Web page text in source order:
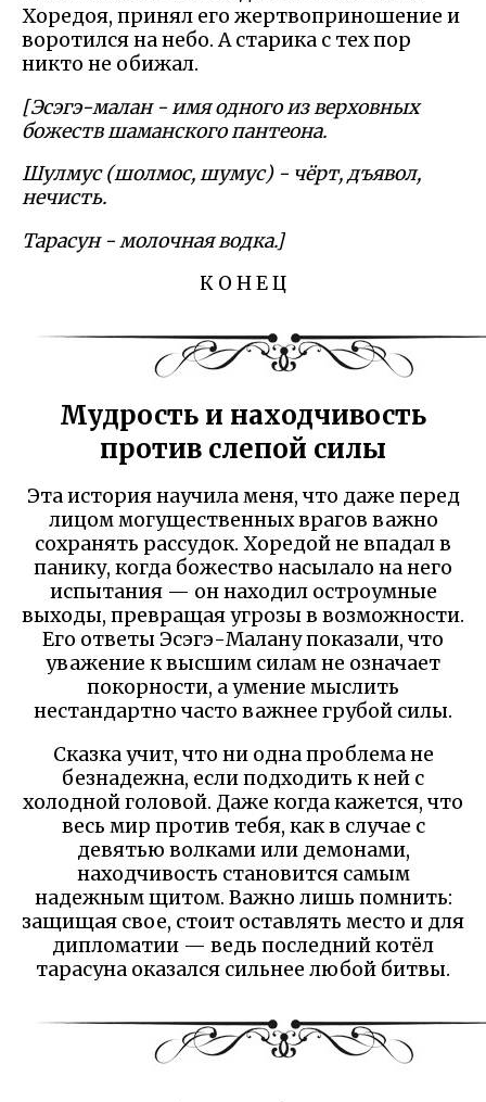
Хоредоя, принял его жертвоприношение и
воротился на небо. А старика с тех пор
никто не обижал.
[Эсэгэ-малан - имя одного из верховных
божеств шаманского пантеона.
Шулмус (шолмос, шумус) - чёрт, дъявол,
нечисть.
Тарасун - молочная водка.]
К О Н Е Ц
Мудрость и находчивость
против слепой силы
Эта история научила меня, что даже перед
лицом могущественных врагов важно
сохранять рассудок. Хоредой не впадал в
панику, когда божество насылало на него
испытания — он находил остроумные
выходы, превращая угрозы в возможности.
Его ответы Эсэгэ-Малану показали, что
уважение к высшим силам не означает
покорности, а умение мыслить
нестандартно часто важнее грубой силы.
Сказка учит, что ни одна проблема не
безнадежна, если подходить к ней с
холодной головой. Даже когда кажется, что
весь мир против тебя, как в случае с
девятью волками или демонами,
находчивость становится самым
надежным щитом. Важно лишь помнить:
защищая свое, стоит оставлять место и для
дипломатии — ведь последний котёл
тарасуна оказался сильнее любой битвы.